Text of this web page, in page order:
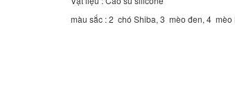
màu sắc : 2 chó Shiba, 3 mèo đen, 4